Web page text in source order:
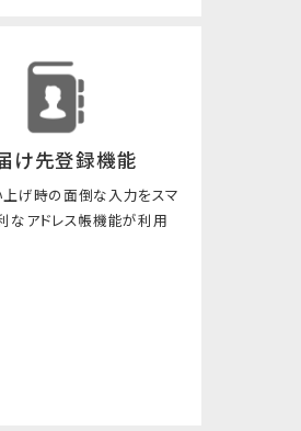
け先登録機能
げ時の面倒な入力をスマ
なアドレス帳機能が利用